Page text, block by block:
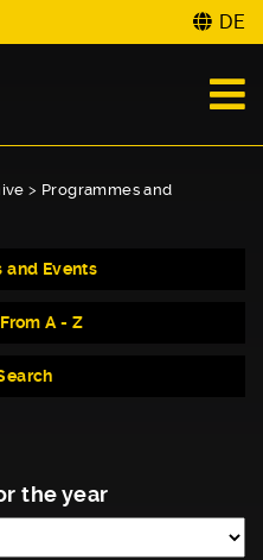
DE
> Programmes and
and Events
A - Z
the year